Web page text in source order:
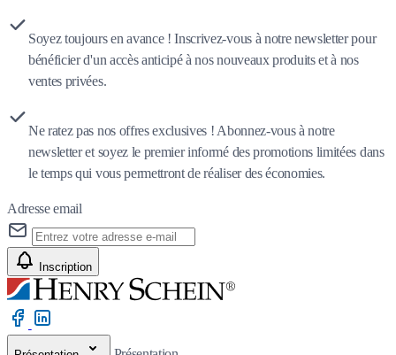
Soyez toujours en avance ! Inscrivez-vous à notre newsletter pour
bénéficier d'un accès anticipé à nos nouveaux produits et à nos
ventes privées.
Ne ratez pas nos offres exclusives ! Abonnez-vous à notre
newsletter et soyez le premier informé des promotions limitées dans
le temps qui vous permettront de réaliser des économies.
Adresse email
Inscription